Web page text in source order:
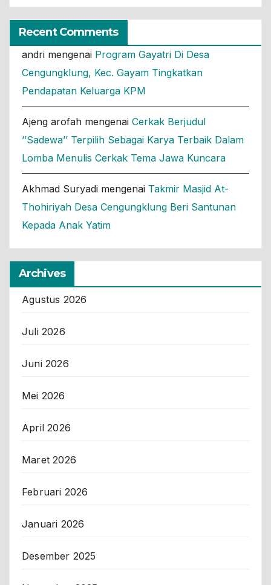
Recent Comments
andri mengenai Program Gayatri Di Desa
Cengungklung, Kec. Gayam Tingkatkan
Pendapatan Keluarga KPM
Ajeng arofah mengenai Cerkak Berjudul
’’Sadewa’’ Terpilih Sebagai Karya Terbaik Dalam
Lomba Menulis Cerkak Tema Jawa Kuncara
Akhmad Suryadi mengenai Takmir Masjid At-
Thohiriyah Desa Cengungklung Beri Santunan
Kepada Anak Yatim
Archives
Agustus 2026
Juli 2026
Juni 2026
Mei 2026
April 2026
Maret 2026
Februari 2026
Januari 2026
Desember 2025